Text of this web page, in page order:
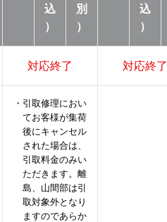
込
）
別
）
込
）
対応終了 対応終了
・引取修理におい
てお客様が集荷
後にキャンセル
された場合は、
引取料金のみい
ただきます。離
島、山間部は引
取対象外となり
ますのであらか